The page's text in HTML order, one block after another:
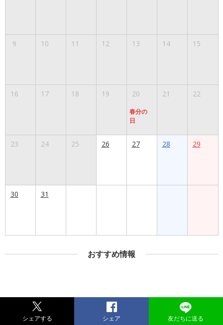
9 10 11 12 13 14 15
16 17 18 19 20
春分の
日
21 22
23 24 25 26 27 28 29
30 31
おすすめ情報
シェアする シェア 友だちに送る